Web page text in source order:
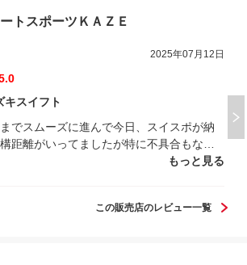
トスポーツＫＡＺＥ
2025年07月12日
キスイフト
でスムーズに進んで今日、スイスポが納
距離がいってましたが特に不具合もなく
ルではないですが、かっこよく仕上がって
もっと見る
この販売店のレビュー一覧